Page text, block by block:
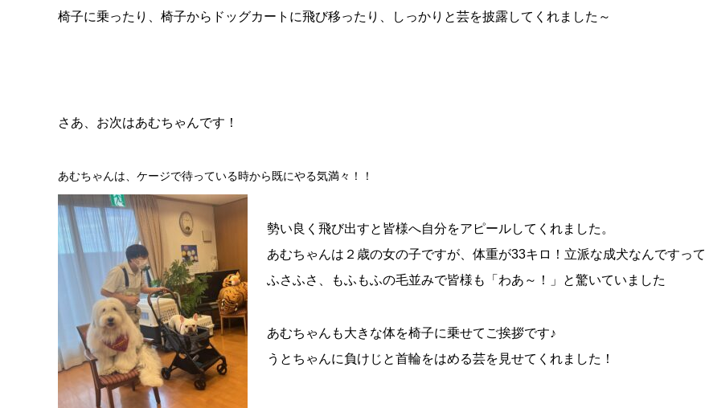
椅子に乗ったり、椅子からドッグカートに飛び移ったり、しっかりと芸を披露してくれました～
さあ、お次はあむちゃんです！
あむちゃんは、ケージで待っている時から既にやる気満々！！
勢い良く飛び出すと皆様へ自分をアピールしてくれました。
あむちゃんは２歳の女の子ですが、体重が33キロ！立派な成犬なんですって
ふさふさ、もふもふの毛並みで皆様も「わあ～！」と驚いていました
あむちゃんも大きな体を椅子に乗せてご挨拶です♪
うとちゃんに負けじと首輪をはめる芸を見せてくれました！